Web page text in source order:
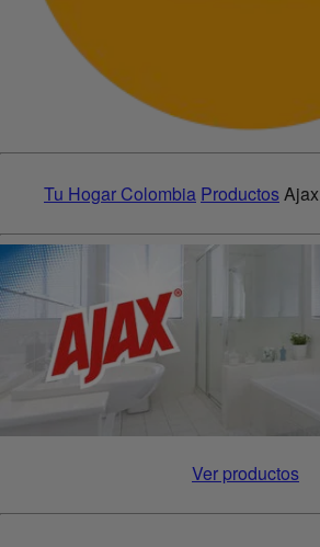
Tu Hogar Colombia ProductosAjax
Ver productos